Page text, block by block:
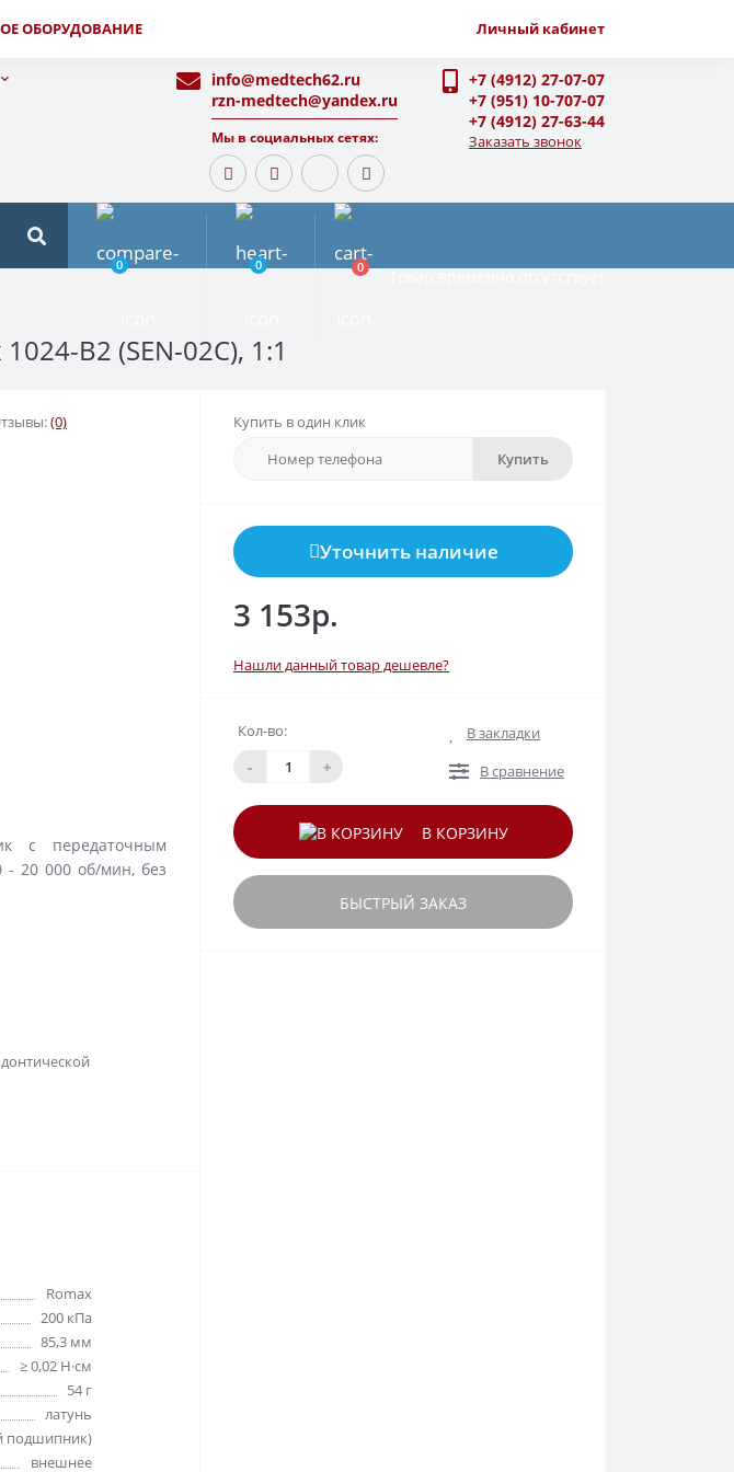
ОБОРУДОВАНИЕ Личный кабинет
info@medtech62.ru
rzn-medtech@yandex.ru
Мы в социальных сетях:
+7 (4912) 27-07-07
+7 (951) 10-707-07
+7 (4912) 27-63-44
Заказать звонок
0 0 0
B2 (SEN-02C), 1:1
(0)
с передаточным
20 000 об/мин, без
Romax
200 кПа
85,3 мм
≥ 0,02 Н·см
54 г
латунь
подшипник)
внешнее
Купить в один клик
Купить
Уточнить наличие
3 153р.
Нашли данный товар дешевле?
Кол-во:
-
+
В закладки
В сравнение
В КОРЗИНУ
БЫСТРЫЙ ЗАКАЗ